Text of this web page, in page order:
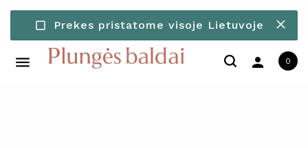
check_box_outline_blank Prekes pristatome visoje Lietuvoje
person 0